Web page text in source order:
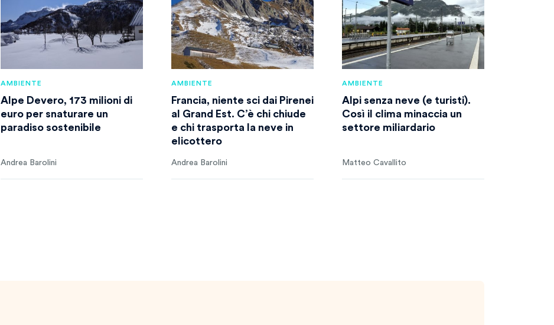
AMBIENTE
Alpe Devero, 173 milioni di
euro per snaturare un
paradiso sostenibile
Andrea Barolini
AMBIENTE
Francia, niente sci dai Pirenei
al Grand Est. C’è chi chiude
e chi trasporta la neve in
elicottero
Andrea Barolini
AMBIENTE
Alpi senza neve (e turisti).
Così il clima minaccia un
settore miliardario
Matteo Cavallito